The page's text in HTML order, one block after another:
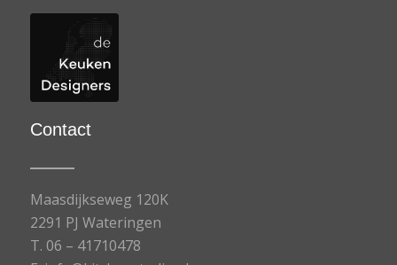
Contact
Maasdijkseweg 120K
2291 PJ Wateringen
T. 06 – 41710478